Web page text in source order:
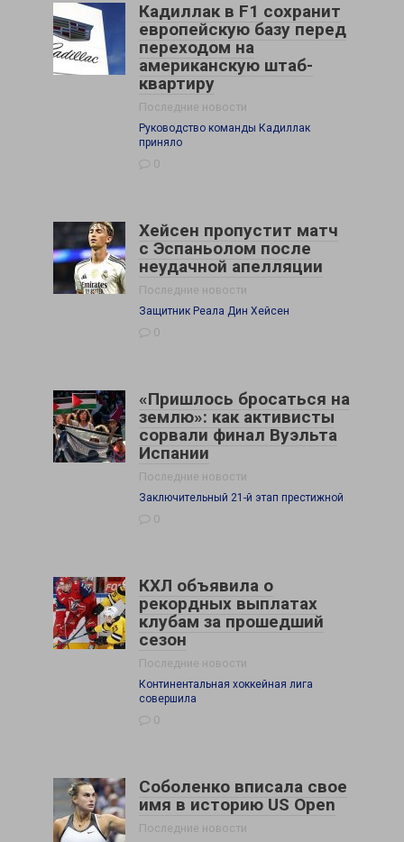
Кадиллак в F1 сохранит
европейскую базу перед
переходом на
американскую штаб-
квартиру
Последние новости
Руководство команды Кадиллак
приняло
0
Хейсен пропустит матч
с Эспаньолом после
неудачной апелляции
Последние новости
Защитник Реала Дин Хейсен
0
«Пришлось бросаться на
землю»: как активисты
сорвали финал Вуэльта
Испании
Последние новости
Заключительный 21-й этап престижной
0
КХЛ объявила о
рекордных выплатах
клубам за прошедший
сезон
Последние новости
Континентальная хоккейная лига
совершила
0
Соболенко вписала свое
имя в историю US Open
Последние новости